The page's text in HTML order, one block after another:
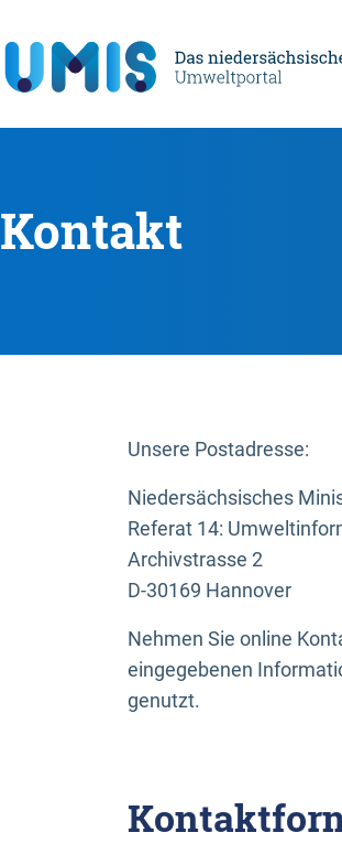
Kontakt
Unsere Postadresse:
Niedersächsisches
Referat 14:
Archivstrasse 2
D-30169 Hannover
Nehmen Sie online
eingegebenen
genutzt.